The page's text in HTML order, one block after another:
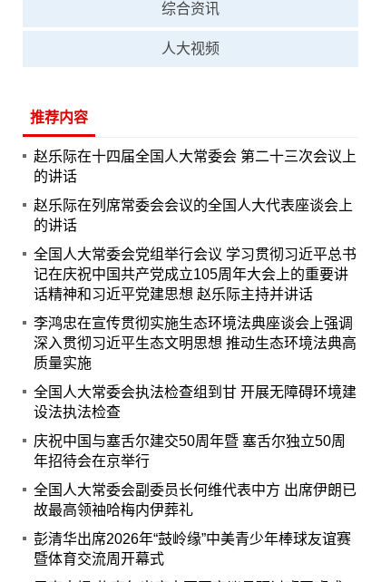
综合资讯
人大视频
推荐内容
赵乐际在十四届全国人大常委会 第二十三次会议上
的讲话
赵乐际在列席常委会会议的全国人大代表座谈会上
的讲话
全国人大常委会党组举行会议 学习贯彻习近平总书
记在庆祝中国共产党成立105周年大会上的重要讲
话精神和习近平党建思想 赵乐际主持并讲话
李鸿忠在宣传贯彻实施生态环境法典座谈会上强调
深入贯彻习近平生态文明思想 推动生态环境法典高
质量实施
全国人大常委会执法检查组到甘 开展无障碍环境建
设法执法检查
庆祝中国与塞舌尔建交50周年暨 塞舌尔独立50周
年招待会在京举行
全国人大常委会副委员长何维代表中方 出席伊朗已
故最高领袖哈梅内伊葬礼
彭清华出席2026年“鼓岭缘”中美青少年棒球友谊赛
暨体育交流周开幕式